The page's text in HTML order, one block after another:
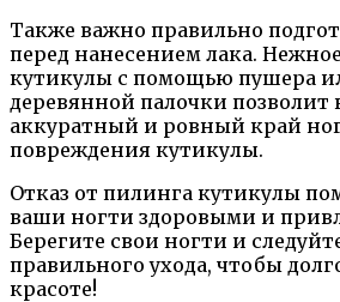
Также важно правильно
перед нанесением лака.
кутикулы с помощью пушера
деревянной палочки позволит
аккуратный и ровный край
повреждения кутикулы.
Отказ от пилинга кутикулы
ваши ногти здоровыми и
Берегите свои ногти и
правильного ухода, чтобы
красоте!